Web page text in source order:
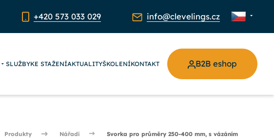
+420 573 033 029 info@clevelings.cz
SLUŽBYKE STAŽENÍAKTUALITYŠKOLENÍKONTAKT B2B eshop
Produkty Nářadí Svorka pro průměry 250-400 mm, s vázáním